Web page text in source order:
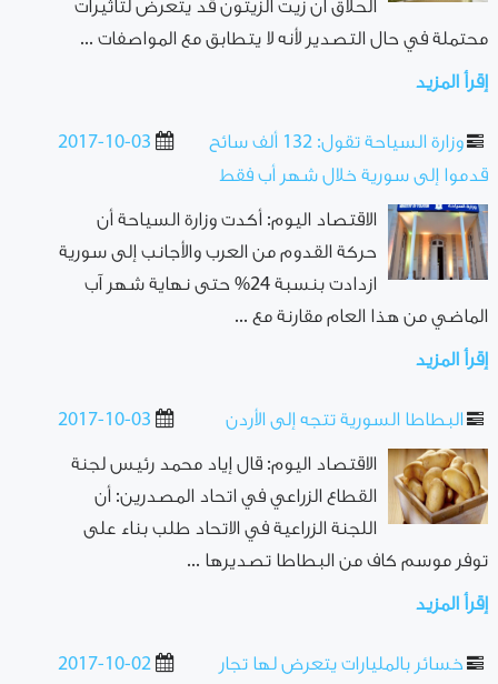
الحلاق أن زيت الزيتون قد يتعرض لتأثيرات
محتملة في حال التصدير لأنه لا يتطابق مع المواصفات ...
إقرأ المزيد
2017-10-03
وزارة السياحة تقول: 132 ألف سائح
قدموا إلى سورية خلال شهر أب فقط
الاقتصاد اليوم: أكدت وزارة السياحة أن
حركة القدوم من العرب والأجانب إلى سورية
ازدادت بنسبة 24% حتى نهاية شهر آب
الماضي من هذا العام مقارنة مع ...
إقرأ المزيد
2017-10-03 البطاطا السورية تتجه إلى الأردن
الاقتصاد اليوم: قال إياد محمد رئيس لجنة
القطاع الزراعي في اتحاد المصدرين: أن
اللجنة الزراعية في الاتحاد طلب بناء على
توفر موسم كاف من البطاطا تصديرها ...
إقرأ المزيد
2017-10-02
خسائر بالمليارات يتعرض لها تجار